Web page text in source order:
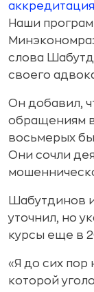
аккредитация
Наши
слова
своего
Он добавил,
обращениям
восьмерых
Они сочли
Шабутдинов
уточнил, но
курсы еще в
«Я до сих пор
которой